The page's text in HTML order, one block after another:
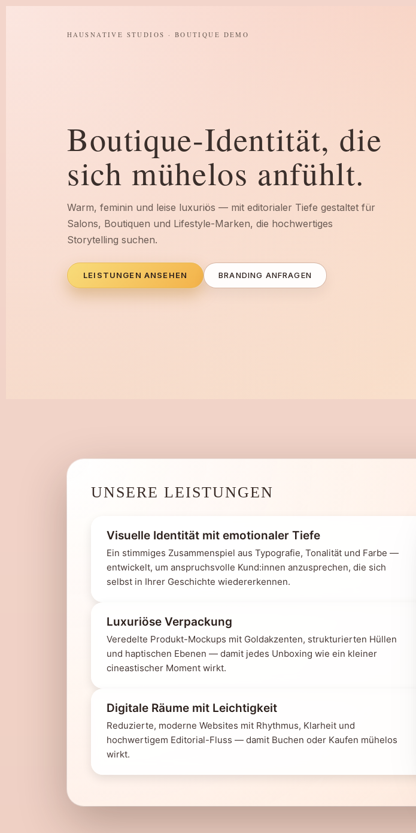
HAUSNATIVE STUDIOS · BOUTIQUE DEMO
Boutique-Identität, die
sich mühelos anfühlt.
Warm, feminin und leise luxuriös — mit editorialer Tiefe gestaltet für
Salons, Boutiquen und Lifestyle-Marken, die hochwertiges
Storytelling suchen.
LEISTUNGEN ANSEHEN BRANDING ANFRAGEN
UNSERE LEISTUNGEN
Visuelle Identität mit emotionaler Tiefe
Ein stimmiges Zusammenspiel aus Typografie, Tonalität und Farbe —
entwickelt, um anspruchsvolle Kund:innen anzusprechen, die sich
selbst in Ihrer Geschichte wiedererkennen.
Luxuriöse Verpackung
Veredelte Produkt-Mockups mit Goldakzenten, strukturierten Hüllen
und haptischen Ebenen — damit jedes Unboxing wie ein kleiner
cineastischer Moment wirkt.
Digitale Räume mit Leichtigkeit
Reduzierte, moderne Websites mit Rhythmus, Klarheit und
hochwertigem Editorial-Fluss — damit Buchen oder Kaufen mühelos
wirkt.